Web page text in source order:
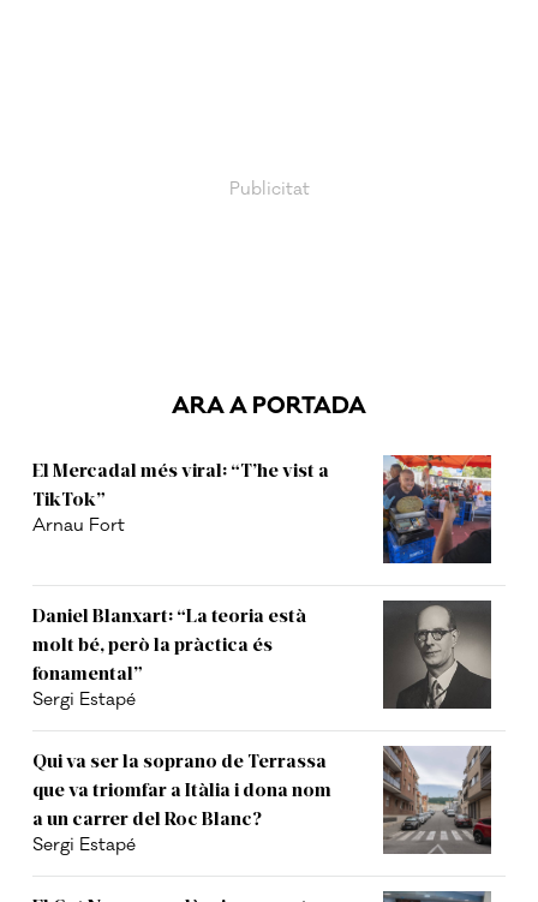
ARA A PORTADA
El Mercadal més viral: “T’he vist a
TikTok”
Arnau Fort
Daniel Blanxart: “La teoria està
molt bé, però la pràctica és
fonamental”
Sergi Estapé
Qui va ser la soprano de Terrassa
que va triomfar a Itàlia i dona nom
a un carrer del Roc Blanc?
Sergi Estapé